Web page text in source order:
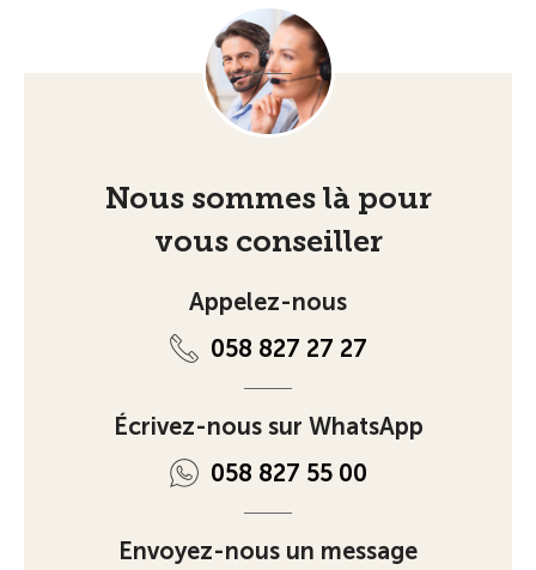
Nous sommes là pour
vous conseiller
Appelez-nous
058 827 27 27
Écrivez-nous sur WhatsApp
058 827 55 00
Envoyez-nous un message